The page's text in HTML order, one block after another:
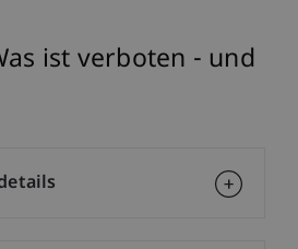
ist verboten - und